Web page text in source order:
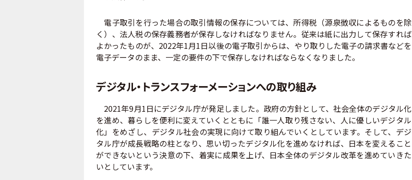
電子取引を行った場合の取引情報の保存については、所得税（源泉徴収によるものを除
く）、法人税の保存義務者が保存しなければなりません。従来は紙に出力して保存すれば
よかったものが、2022年1月1日以後の電子取引からは、やり取りした電子の請求書などを
電子データのまま、一定の要件の下で保存しなければならなくなりました。
デジタル・トランスフォーメーションへの取り組み
2021年9月1日にデジタル庁が発足しました。政府の方針として、社会全体のデジタル化
を進め、暮らしを便利に変えていくとともに「誰一人取り残さない、人に優しいデジタル
化」をめざし、デジタル社会の実現に向けて取り組んでいくとしています。そして、デジ
タル庁が成長戦略の柱となり、思い切ったデジタル化を進めなければ、日本を変えること
ができないという決意の下、着実に成果を上げ、日本全体のデジタル改革を進めていきた
いとしています。